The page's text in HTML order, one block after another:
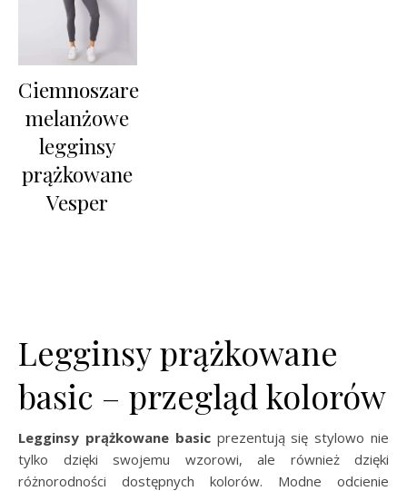
Ciemnoszare
melanżowe
legginsy
prążkowane
Vesper
Legginsy prążkowane
basic – przegląd kolorów
Legginsy prążkowane basicprezentują się stylowo nie
tylko dzięki swojemu wzorowi, ale również dzięki
różnorodności dostępnych kolorów. Modne odcienie